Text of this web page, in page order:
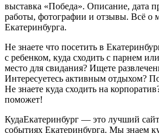
выставка «Победа». Описание, дата
работы, фотографии и отзывы. Всё о
Екатеринбурга.
Не знаете что посетить в
с ребенком, куда сходить с парнем
место для свидания? Ищете
Интересуетесь активным отдыхом?
Не знаете куда сходить на
поможет!
КудаЕкатеринбург — это лучший
событиях Екатеринбурга. Мы знаем